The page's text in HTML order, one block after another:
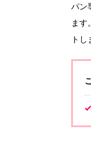
パン
ます
トし